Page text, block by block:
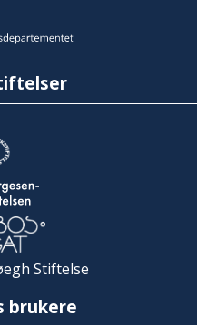
Stiftelse
brukere